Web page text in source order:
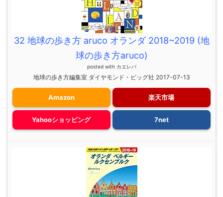
32 地球の歩き方 aruco オランダ 2018~2019 (地
球の歩き方aruco)
posted with カエレバ
地球の歩き方編集室 ダイヤモンド・ビッグ社 2017-07-13
Amazon 楽天市場
Yahooショッピング 7net